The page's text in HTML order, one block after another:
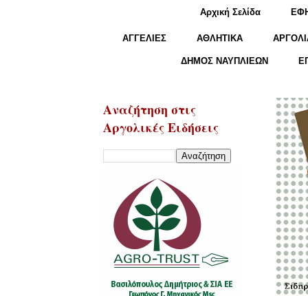
Αρχική Σελίδα
ΑΓΓΕΛΙΕΣ ΑΘΛΗΤΙΚΑ
ΔΗΜΟΣ ΝΑΥΠΛΙΕΩΝ
Αναζήτηση στις
Αργολικές Ειδήσεις